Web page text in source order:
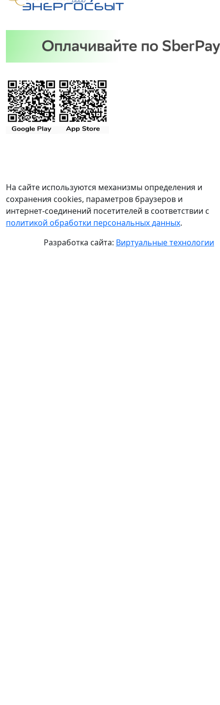
На сайте используются механизмы определения и
сохранения cookies, параметров браузеров и
интернет-соединений посетителей в соответствии с
политикой обработки персональных данных.
Разработка сайта: Виртуальные технологии